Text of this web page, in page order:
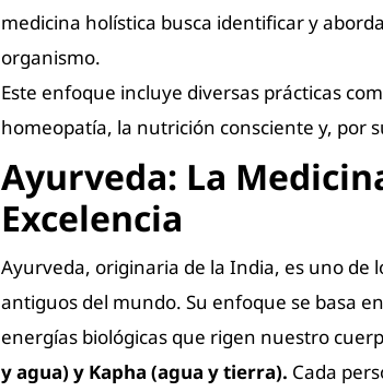
medicina holística busca identificar y
organismo.
Este enfoque incluye diversas prácticas
homeopatía, la nutrición consciente y, por
Ayurveda: La
Excelencia
Ayurveda, originaria de la India, es uno de
antiguos del mundo. Su enfoque se basa
energías biológicas que rigen nuestro
y agua) y Kapha (agua y tierra). Cada